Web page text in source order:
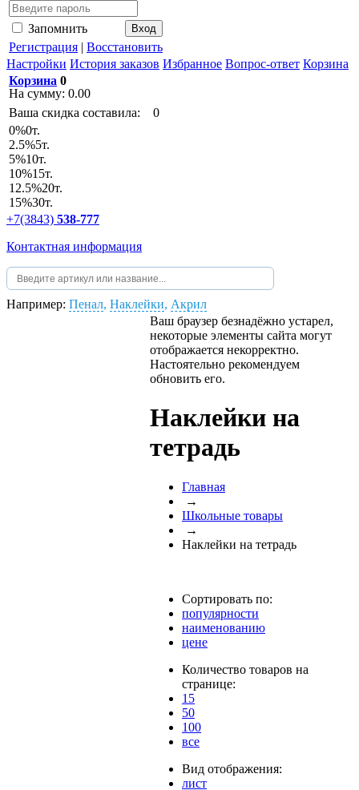
Запомнить
Регистрация | Восстановить
Настройки История заказов Избранное Вопрос-ответ Корзина
Корзина 0
На сумму: 0.00
Ваша скидка составила:
0
0%0т.
2.5%5т.
5%10т.
10%15т.
12.5%20т.
15%30т.
+7(3843) 538-777
Контактная информация
Например: Пенал, Наклейки, Акрил
Ваш браузер безнадёжно устарел,
некоторые элементы сайта могут
отображается некорректно.
Настоятельно рекомендуем
обновить его.
Наклейки на
тетрадь
Главная
→
Школьные товары
→
Наклейки на тетрадь
Сортировать по:
популярности
наименованию
цене
Количество товаров на
странице:
15
50
100
все
Вид отображения:
лист